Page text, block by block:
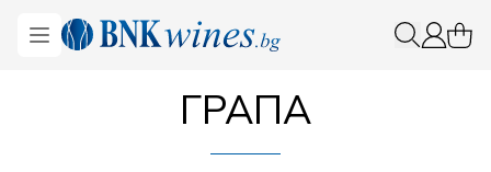
Open menu
BNKWines.bg
0
ГРАПА